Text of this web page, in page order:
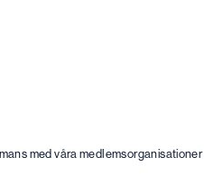
med våra medlemsorganisationer